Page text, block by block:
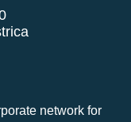
network for